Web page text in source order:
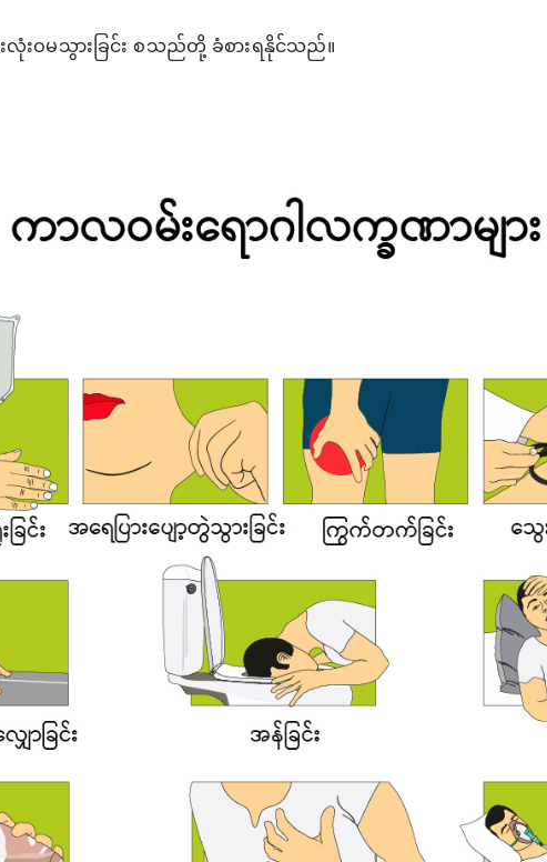
းလုံးဝမသွားခြင်း စသည်တို့ ခံစားရနိုင်သည်။